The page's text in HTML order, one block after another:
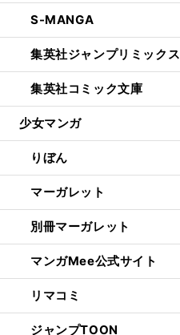
S-MANGA
集英社ジャンプリミックス
集英社コミック文庫
少女マンガ
りぼん
マーガレット
別冊マーガレット
マンガMee公式サイト
リマコミ
ジャンプTOON